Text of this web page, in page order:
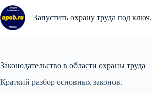
Перейти
к
сути
Запустить охрану труда под
Законодательство в области охраны труда
Краткий разбор основных законов.